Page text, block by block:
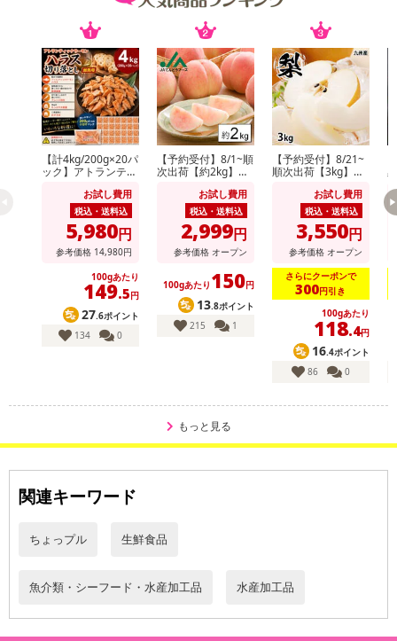
・原材料/材質/素材：すけとうだらの卵巣（ロシア又はアメリ
カ）、食塩、唐辛子、発酵調味料、かつおエキス、魚醤／調味料
（アミノ酸等）、酸化防止剤（ビタミンC）、ナイアシン、発色剤
・注意事項：－18℃以下で保存お願いします
注意事項
商品到着時点でのお日持ち期間は、配送日数などにより異なります
【計4kg/200g×20パ
ック】アトランティ
切り落としお試し費用
税込・送料込
5,980円
参考価格 14,980円
100gあたり
149.5円
27.6ポイント
134
0
【予約受付】8/1~順
次出荷【約2kg】山
玉数おまかせ)※ご家
お試し費用
税込・送料込
2,999円
参考価格 オープン
100gあたり 150円
13.8ポイント
215
1
【予約受付】8/21~
順次出荷【3kg】九
種おまかせ》(ご家
お試し費用
税込・送料込
3,550円
参考価格 オープン
さらにクーポンで
300円引き
100gあたり
118.4円
16.4ポイント
86
0
もっと見る
関連キーワード
ちょっプル 生鮮食品
魚介類・シーフード・水産加工品 水産加工品